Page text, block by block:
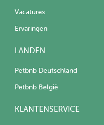
Vacatures
Ervaringen
LANDEN
Petbnb Deutschland
Petbnb België
KLANTENSERVICE